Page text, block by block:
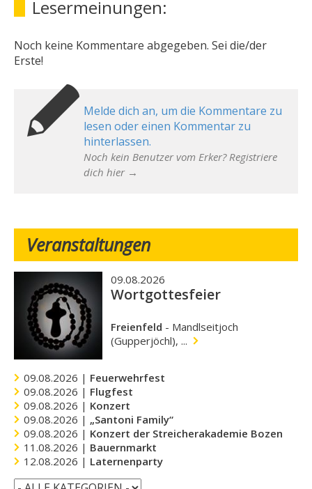
Lesermeinungen:
Noch keine Kommentare abgegeben. Sei die/der
Erste!
Melde dich an, um die Kommentare zu
lesen oder einen Kommentar zu
hinterlassen.
Noch kein Benutzer vom Erker? Registriere
dich hier →
Veranstaltungen
09.08.2026
Wortgottesfeier
Freienfeld - Mandlseitjoch
(Gupperjöchl), ...
09.08.2026 | Feuerwehrfest
09.08.2026 | Flugfest
09.08.2026 | Konzert
09.08.2026 | „Santoni Family“
09.08.2026 | Konzert der Streicherakademie Bozen
11.08.2026 | Bauernmarkt
12.08.2026 | Laternenparty